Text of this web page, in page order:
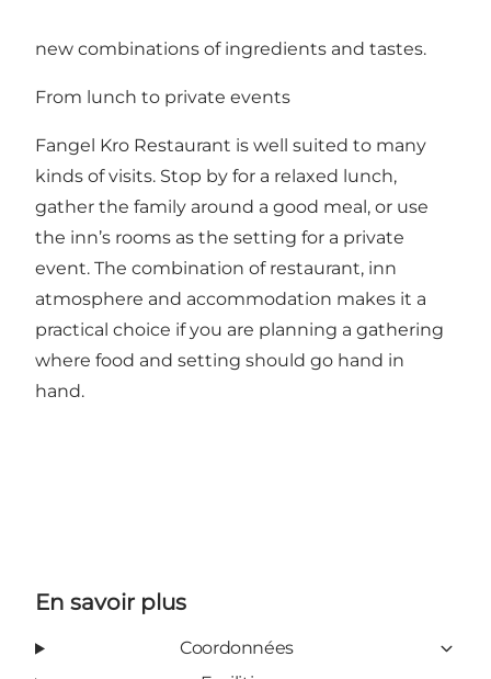
new combinations of ingredients and tastes.
From lunch to private events
Fangel Kro Restaurant is well suited to many
kinds of visits. Stop by for a relaxed lunch,
gather the family around a good meal, or use
the inn’s rooms as the setting for a private
event. The combination of restaurant, inn
atmosphere and accommodation makes it a
practical choice if you are planning a gathering
where food and setting should go hand in
hand.
En savoir plus
Coordonnées